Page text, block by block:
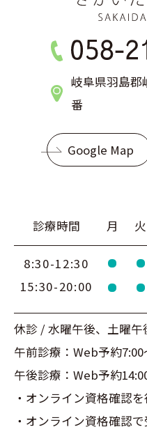
岐阜県羽島郡
番
Google Map
診療時間 月 火
8:30-12:30
15:30-20:00
休診 / 水曜午後、土曜午
午前診療：Web予約7:00
午後診療：Web予約
・オンライン資格確認を
・オンライン資格確認